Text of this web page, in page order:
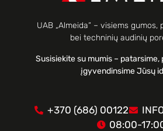
UAB „Almeida“ – visiems gumos,
bei techninių audinių
Susisiekite su mumis – patarsime,
įgyvendinsime Jūsų
+370 (686) 00122
08:00-